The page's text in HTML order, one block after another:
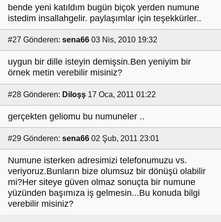
bende yeni katıldım bugün biçok yerden numune
istedim insallahgelir. paylaşımlar için teşekkürler..
#27 Gönderen: sena66 03 Nis, 2010 19:32
uygun bir dille isteyin demişsin.Ben yeniyim bir
örnek metin verebilir misiniz?
#28 Gönderen: Diloşş 17 Oca, 2011 01:22
gerçekten geliomu bu numuneler ..
#29 Gönderen: sena66 02 Şub, 2011 23:01
Numune isterken adresimizi telefonumuzu vs.
veriyoruz.Bunların bize olumsuz bir dönüşü olabilir
mi?Her siteye güven olmaz sonuçta bir numune
yüzünden başımıza iş gelmesin...Bu konuda bilgi
verebilir misiniz?